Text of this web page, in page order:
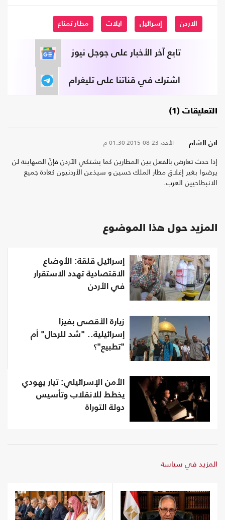
الاردن إسرائيل ايلات مطار تمناع
تابع آخر الأخبار على جوجل نيوز
اشترك في قناتنا على تليغرام
التعليقات (1)
ابن الشام الأحد، 23-08-2015 01:30 م
إذا حدث تعارض بالفعل بين المطارين كما يشتكي الأردن فإنّ الصهاينة لن
يرضوا بغير إغلاق مطار الملك حسين و سيذعن الأردنيون كعادة جميع
الانبطاحيين العرب.
المزيد حول هذا الموضوع
إسرائيل قلقة: الأوضاع
الاقتصادية تهدد الاستقرار
في الأردن
زيارة الأقصى بفيزا
إسرائيلية.. "شد للرحال" أم
"تطبيع"؟
الأمن الإسرائيلي: تيار يهودي
يخطط للانقلاب وتأسيس
دولة التوراة
المزيد في سياسة